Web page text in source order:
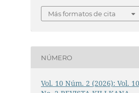
Más formatos de cita
NÚMERO
Vol. 10 Núm. 2 (2026): Vol.